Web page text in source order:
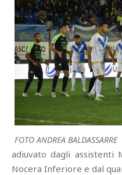
FOTO ANDREA BALDASSARRE
adiuvato dagli assistenti
Nocera Inferiore e dal